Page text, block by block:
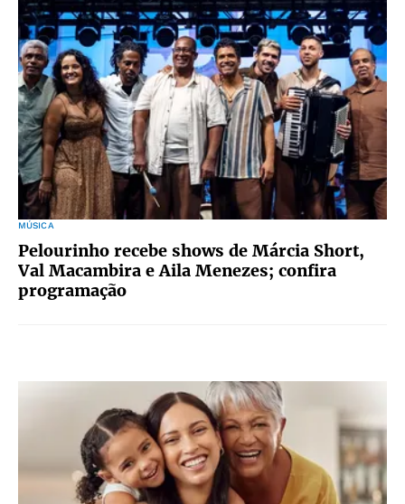
MÚSICA
Pelourinho recebe shows de Márcia Short,
Val Macambira e Aila Menezes; confira
programação